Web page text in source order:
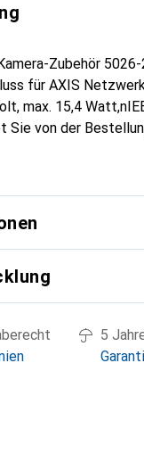
Zubehör
für AXIS
max. 15,4
Sie von der
5